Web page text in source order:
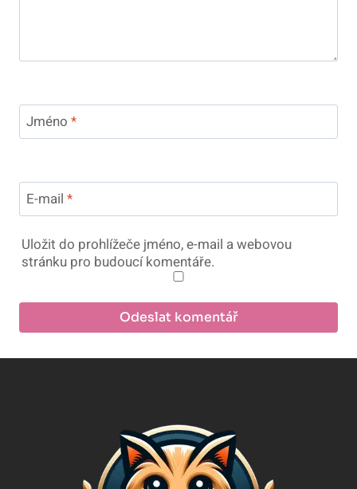
Jméno *
E-mail *
Uložit do prohlížeče jméno, e-mail a webovou
stránku pro budoucí komentáře.